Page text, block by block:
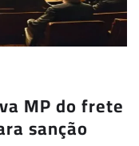
MP do frete
sanção